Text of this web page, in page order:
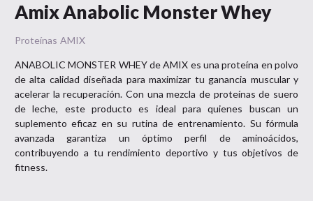
Amix Anabolic Monster Whey
Proteínas AMIX
ANABOLIC MONSTER WHEY de AMIX es una proteína en polvo
de alta calidad diseñada para maximizar tu ganancia muscular y
acelerar la recuperación. Con una mezcla de proteínas de suero
de leche, este producto es ideal para quienes buscan un
suplemento eficaz en su rutina de entrenamiento. Su fórmula
avanzada garantiza un óptimo perfil de aminoácidos,
contribuyendo a tu rendimiento deportivo y tus objetivos de
fitness.